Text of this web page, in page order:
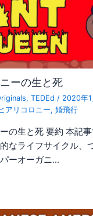
ーの生と死
,TEDEd / 2020年
アリコロニー,婚飛行
の生と死 要約 本記
なライフサイクル、
ーオーガニ…